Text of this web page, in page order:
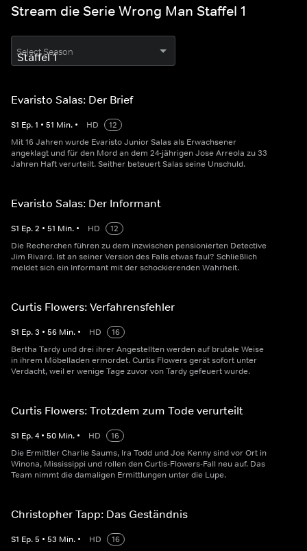
Stream die Serie Wrong Man Staffel 1
Select Season
Evaristo Salas: Der Brief
S1 Ep.1 • 51 Min. • HD
12
Mit 16 Jahren wurde Evaristo Junior Salas als Erwachsener
angeklagt und für den Mord an dem 24-jährigen Jose Arreola zu 33
Jahren Haft verurteilt. Seither beteuert Salas seine Unschuld.
Evaristo Salas: Der Informant
S1 Ep.2 • 51 Min. • HD
12
Die Recherchen führen zu dem inzwischen pensionierten Detective
Jim Rivard. Ist an seiner Version des Falls etwas faul? Schließlich
meldet sich ein Informant mit der schockierenden Wahrheit.
Curtis Flowers: Verfahrensfehler
S1 Ep.3 • 56 Min. • HD
16
Bertha Tardy und drei ihrer Angestellten werden auf brutale Weise
in ihrem Möbelladen ermordet. Curtis Flowers gerät sofort unter
Verdacht, weil er wenige Tage zuvor von Tardy gefeuert wurde.
Curtis Flowers: Trotzdem zum Tode verurteilt
S1 Ep.4 • 50 Min. • HD
16
Die Ermittler Charlie Saums, Ira Todd und Joe Kenny sind vor Ort in
Winona, Mississippi und rollen den Curtis-Flowers-Fall neu auf. Das
Team nimmt die damaligen Ermittlungen unter die Lupe.
Christopher Tapp: Das Geständnis
S1 Ep.5 • 53 Min. • HD
16